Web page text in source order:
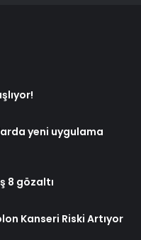
yeni uygulama
8 gözaltı
Kanseri Riski Artıyor